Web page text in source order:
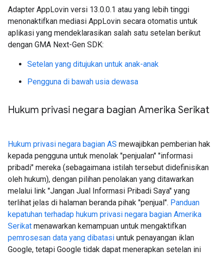
Adapter AppLovin versi 13.0.0.1 atau yang lebih tinggi
menonaktifkan mediasi AppLovin secara otomatis untuk
aplikasi yang mendeklarasikan salah satu setelan berikut
dengan GMA Next-Gen SDK:
Setelan yang ditujukan untuk anak-anak
Pengguna di bawah usia dewasa
Hukum privasi negara bagian Amerika Serikat
Hukum privasi negara bagian AS mewajibkan pemberian hak
kepada pengguna untuk menolak "penjualan" "informasi
pribadi" mereka (sebagaimana istilah tersebut didefinisikan
oleh hukum), dengan pilihan penolakan yang ditawarkan
melalui link "Jangan Jual Informasi Pribadi Saya" yang
terlihat jelas di halaman beranda pihak "penjual". Panduan
kepatuhan terhadap hukum privasi negara bagian Amerika
Serikat menawarkan kemampuan untuk mengaktifkan
pemrosesan data yang dibatasi untuk penayangan iklan
Google, tetapi Google tidak dapat menerapkan setelan ini